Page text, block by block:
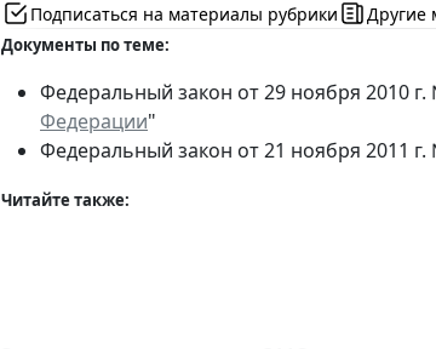
Подписаться на материалы рубрики
Другие
Документы по теме:
Федеральный закон от 29 ноября 2010
Федерации"
Федеральный закон от 21 ноября 2011
Читайте также: